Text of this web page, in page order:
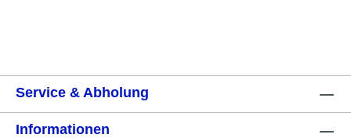
Service & Abholung
Informationen